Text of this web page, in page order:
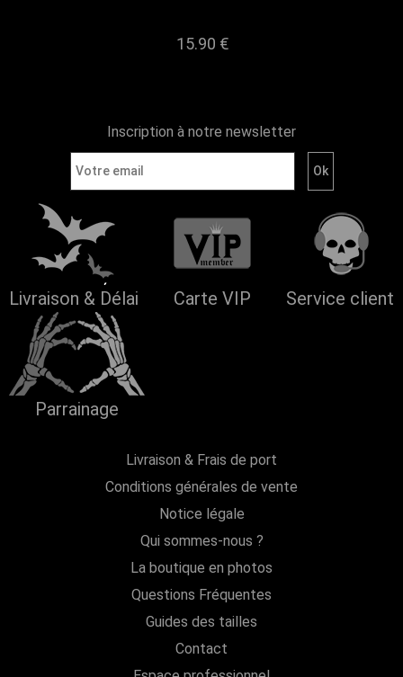
15.90 €
Inscription à notre newsletter
Livraison & Délai Carte VIP Service client
Parrainage
Livraison & Frais de port
Conditions générales de vente
Notice légale
Qui sommes-nous ?
La boutique en photos
Questions Fréquentes
Guides des tailles
Contact